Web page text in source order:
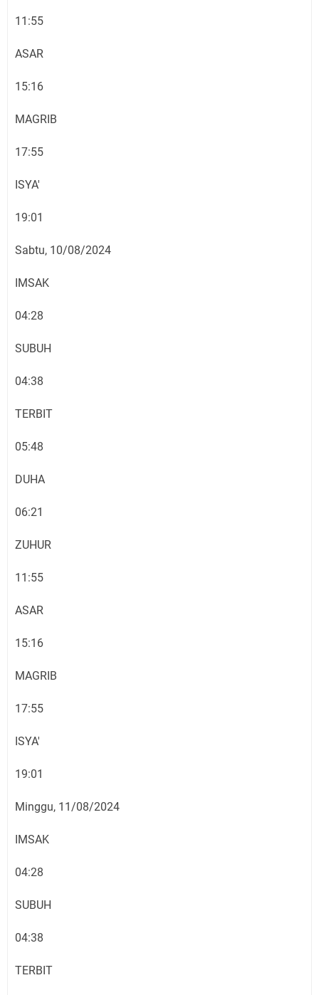
11:55
ASAR
15:16
MAGRIB
17:55
ISYA'
19:01
Sabtu, 10/08/2024
IMSAK
04:28
SUBUH
04:38
TERBIT
05:48
DUHA
06:21
ZUHUR
11:55
ASAR
15:16
MAGRIB
17:55
ISYA'
19:01
Minggu, 11/08/2024
IMSAK
04:28
SUBUH
04:38
TERBIT